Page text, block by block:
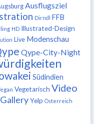
Ausflugsziel
Dirndl FFB
HD Illustrated-Design
Live Modenschau
Qype-City-Night
Südindien
Vegetarisch Video
Yelp Österreich